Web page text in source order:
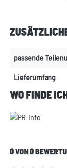
passende
Lieferumfang
WO FINDE
0 VON 0